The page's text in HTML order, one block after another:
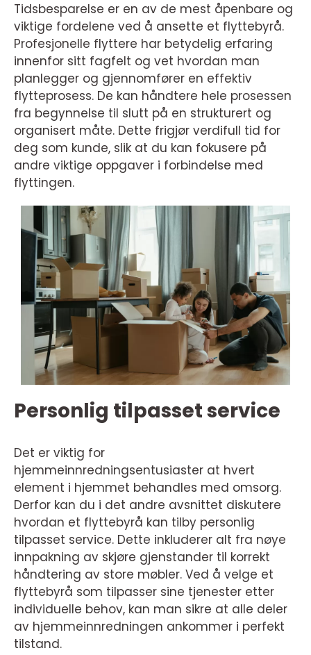
Tidsbesparelse er en av de mest åpenbare og
viktige fordelene ved å ansette et flyttebyrå.
Profesjonelle flyttere har betydelig erfaring
innenfor sitt fagfelt og vet hvordan man
planlegger og gjennomfører en effektiv
flytteprosess. De kan håndtere hele prosessen
fra begynnelse til slutt på en strukturert og
organisert måte. Dette frigjør verdifull tid for
deg som kunde, slik at du kan fokusere på
andre viktige oppgaver i forbindelse med
flyttingen.
Personlig tilpasset service
Det er viktig for
hjemmeinnredningsentusiaster at hvert
element i hjemmet behandles med omsorg.
Derfor kan du i det andre avsnittet diskutere
hvordan et flyttebyrå kan tilby personlig
tilpasset service. Dette inkluderer alt fra nøye
innpakning av skjøre gjenstander til korrekt
håndtering av store møbler. Ved å velge et
flyttebyrå som tilpasser sine tjenester etter
individuelle behov, kan man sikre at alle deler
av hjemmeinnredningen ankommer i perfekt
tilstand.